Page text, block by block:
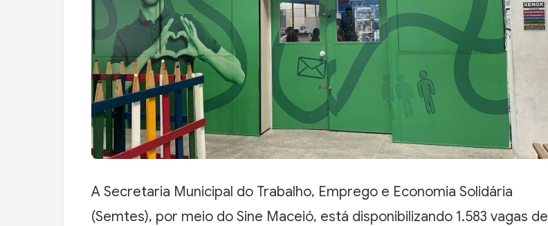
A Secretaria Municipal do Trabalho, Emprego e Economia Solidária
(Semtes), por meio do Sine Maceió, está disponibilizando 1.583 vagas de